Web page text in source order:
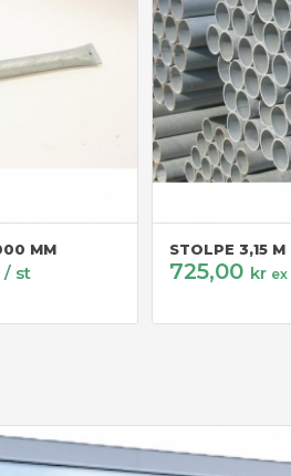
MM
/ st
STOLPE 3,15 M
725,00 kr